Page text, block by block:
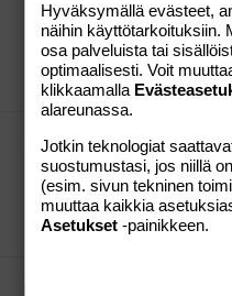
viimeisessä
voitteko laittaa
johanna
Viestiketju
Aihe vapaa
Suositelkaa hyvä
Ostin iltalehden
mansikkakuoharia ja
merkki :p
johanna
Viesti #5
Hyväksymällä evästeet,
näihin käyttötarkoituksiin.
osa palveluista tai
optimaalisesti. Voit
klikkaamalla
alareunassa.
Jotkin teknologiat
suostumustasi, jos niillä
(esim. sivun tekninen
muuttaa kaikkia
Asetukset -painikkeen.